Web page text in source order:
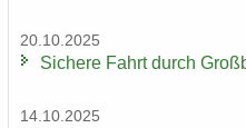
20.10.2025
Si­che­re Fahrt durch
14.10.2025